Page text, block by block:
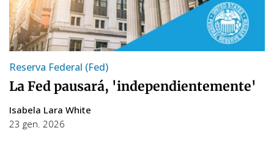
Reserva Federal (Fed)
La Fed pausará, 'independientemente'
Isabela Lara White
23 gen. 2026